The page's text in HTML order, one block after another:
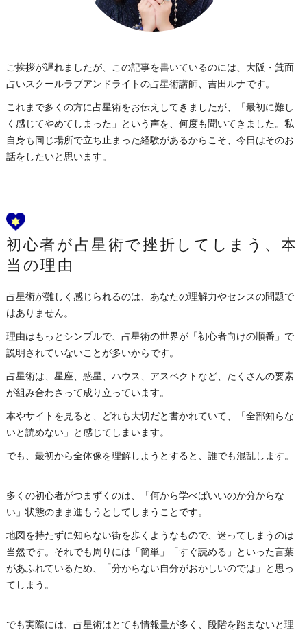
ご挨拶が遅れましたが、この記事を書いているのには、大阪・箕面
占いスクールラブアンドライトの占星術講師、吉田ルナです。
これまで多くの方に占星術をお伝えしてきましたが、「最初に難し
く感じてやめてしまった」という声を、何度も聞いてきました。私
自身も同じ場所で立ち止まった経験があるからこそ、今日はそのお
話をしたいと思います。
初心者が占星術で挫折してしまう、本
当の理由
占星術が難しく感じられるのは、あなたの理解力やセンスの問題で
はありません。
理由はもっとシンプルで、占星術の世界が「初心者向けの順番」で
説明されていないことが多いからです。
占星術は、星座、惑星、ハウス、アスペクトなど、たくさんの要素
が組み合わさって成り立っています。
本やサイトを見ると、どれも大切だと書かれていて、「全部知らな
いと読めない」と感じてしまいます。
でも、最初から全体像を理解しようとすると、誰でも混乱します。
多くの初心者がつまずくのは、「何から学べばいいのか分からな
い」状態のまま進もうとしてしまうことです。
地図を持たずに知らない街を歩くようなもので、迷ってしまうのは
当然です。それでも周りには「簡単」「すぐ読める」といった言葉
があふれているため、「分からない自分がおかしいのでは」と思っ
てしまう。
でも実際には、占星術はとても情報量が多く、段階を踏まないと理